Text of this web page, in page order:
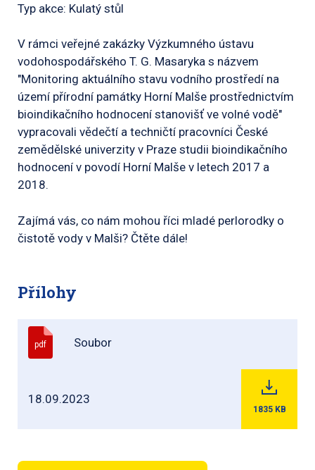
Typ akce: Kulatý stůl
V rámci veřejné zakázky Výzkumného ústavu
vodohospodářského T. G. Masaryka s názvem
"Monitoring aktuálního stavu vodního prostředí na
území přírodní památky Horní Malše prostřednictvím
bioindikačního hodnocení stanovišť ve volné vodě"
vypracovali vědečtí a techničtí pracovníci České
zemědělské univerzity v Praze studii bioindikačního
hodnocení v povodí Horní Malše v letech 2017 a
2018.
Zajímá vás, co nám mohou říci mladé perlorodky o
čistotě vody v Malši? Čtěte dále!
Přílohy
pdf Soubor
18.09.2023
1835 KB